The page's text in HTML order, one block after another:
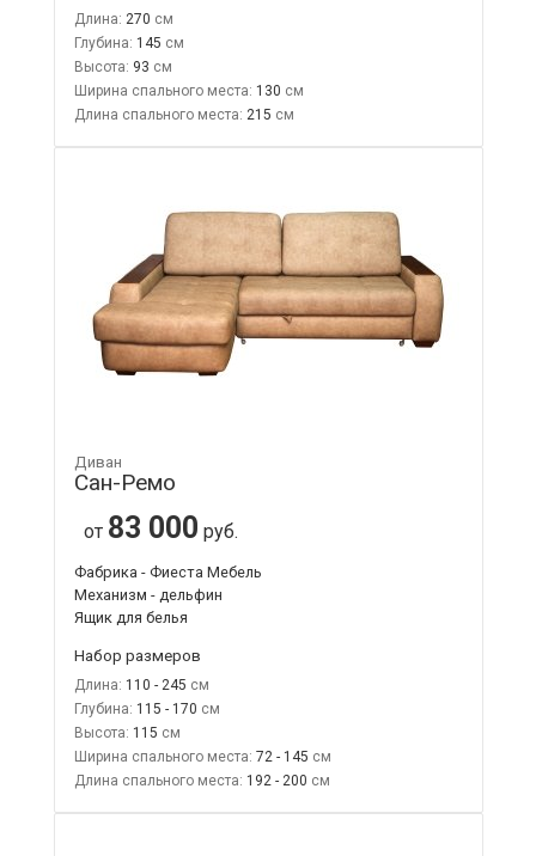
Длина: 270
Глубина: 145
Высота: 93
Ширина спального места: 130
Длина спального места: 215
Диван
Сан-Ремо
от 83 000 руб.
Фабрика - Фиеста Мебель
Механизм - дельфин
Ящик для белья
Набор размеров
Длина: 110 - 245
Глубина: 115 - 170
Высота: 115
Ширина спального места: 72 - 145
Длина спального места: 192 - 200